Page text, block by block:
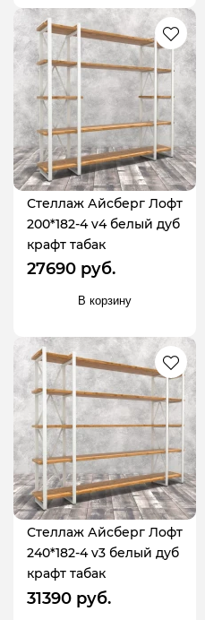
Стеллаж Айсберг Лофт
200*182-4 v4 белый дуб
крафт табак
27690 руб.
В корзину
Стеллаж Айсберг Лофт
240*182-4 v3 белый дуб
крафт табак
31390 руб.